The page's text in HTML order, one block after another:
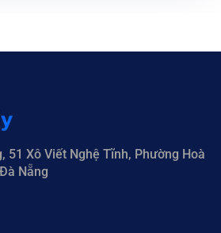
51 Xô Viết Nghệ Tĩnh, Phường Hoà
Nẵng